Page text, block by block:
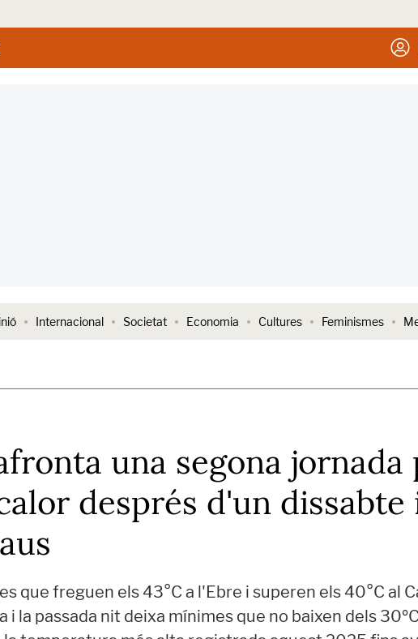
Internacional Societat Economia Cultures Feminismes
una segona jornada
després d'un
que freguen els 43°C a l'Ebre i superen els 40°C al
i la passada nit deixa mínimes que no baixen dels